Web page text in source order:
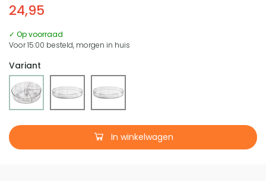
24,95
✓ Op voorraad
Voor 15:00 besteld, morgen in huis
Variant
In winkelwagen